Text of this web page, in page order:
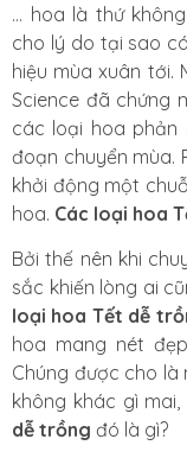
… hoa là thứ
cho lý do tại sao
hiệu mùa xuân tới.
Science đã chứng
các loại hoa
đoạn chuyển mùa.
khởi động một
hoa. Các loại hoa
Bởi thế nên khi
sắc khiến lòng ai
loại hoa Tết dễ
hoa mang nét
Chúng được cho là
không khác gì
dễ trồng đó là gì?